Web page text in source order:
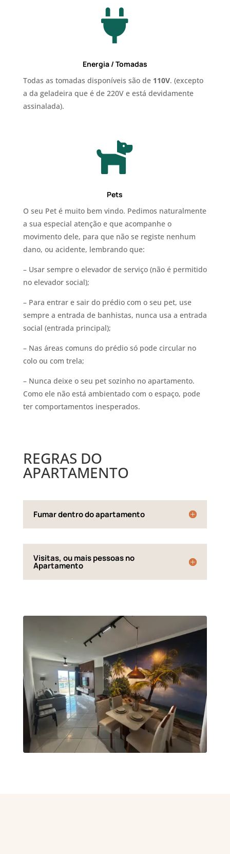

Energia / Tomadas
Todas as tomadas disponíveis são de110V. (excepto
a da geladeira que é de 220V e está devidamente
assinalada).

Pets
O seu Pet é muito bem vindo. Pedimos naturalmente
a sua especial atenção e que acompanhe o
movimento dele, para que não se registe nenhum
dano, ou acidente, lembrando que:
– Usar sempre o elevador de serviço (não é permitido
no elevador social);
– Para entrar e sair do prédio com o seu pet, use
sempre a entrada de banhistas, nunca usa a entrada
social (entrada principal);
– Nas áreas comuns do prédio só pode circular no
colo ou com trela;
– Nunca deixe o seu pet sozinho no apartamento.
Como ele não está ambientado com o espaço, pode
ter comportamentos inesperados.
REGRAS DO
APARTAMENTO
Fumar dentro do apartamento
Visitas, ou mais pessoas no
Apartamento